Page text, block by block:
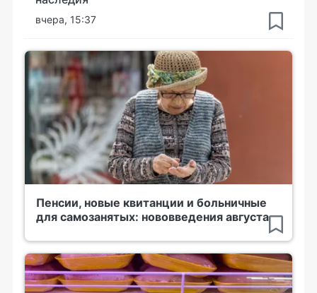
вчера, 15:37
Пенсии, новые квитанции и больничные
для самозанятых: нововведения августа